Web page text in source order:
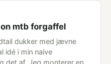
mtb forgaffel
dukker med jævne
idé i min naive
det af. Jeg monterer en